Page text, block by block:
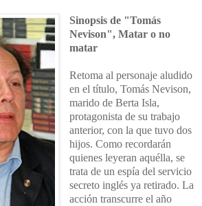
Sinopsis de "Tomás
Nevison", Matar o no
matar
Retoma al personaje aludido
en el título, Tomás Nevison,
marido de Berta Isla,
protagonista de su trabajo
anterior, con la que tuvo dos
hijos. Como recordarán
quienes leyeran aquélla, se
trata de un espía del servicio
secreto inglés ya retirado. La
acción transcurre el año